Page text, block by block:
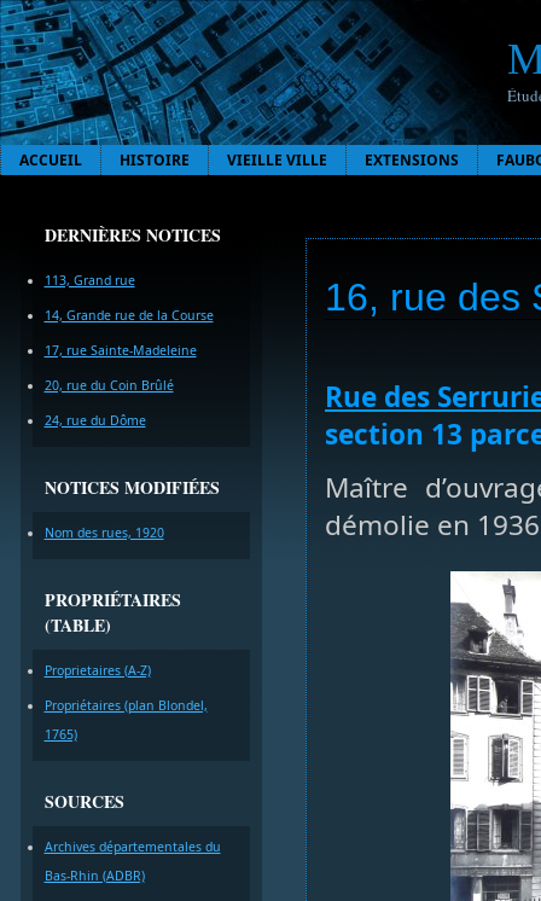
ACCUEIL HISTOIRE VIEILLE VILLE EXTENSIONS
DERNIÈRES NOTICES
113, Grand rue
14, Grande rue de la Course
17, rue Sainte-Madeleine
20, rue du Coin Brûlé
24, rue du Dôme
NOTICES MODIFIÉES
Nom des rues, 1920
PROPRIÉTAIRES
(TABLE)
Proprietaires (A-Z)
Propriétaires (plan Blondel,
1765)
SOURCES
Archives départementales du
Bas-Rhin (ADBR)
16, rue des
Rue des
section 13
Maître
démolie en 1936